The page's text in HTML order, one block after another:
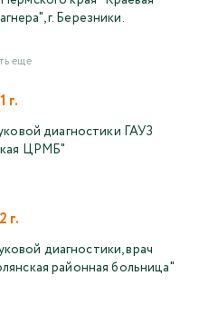
г. Березники.
еще
г.
диагностики ГАУЗ
ЦРМБ"
г.
диагностики, врач
районная больница"